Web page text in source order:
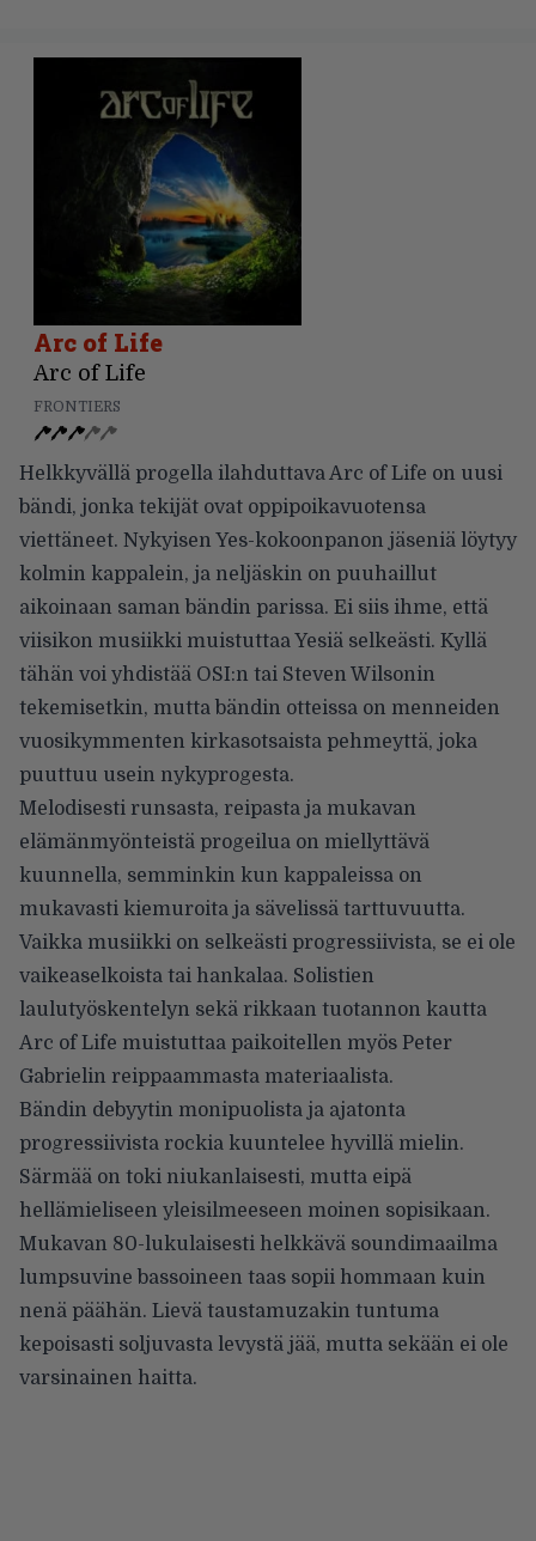
Arc of Life
Arc of Life
FRONTIERS
Helkkyvällä progella ilahduttava Arc of Life on uusi
bändi, jonka tekijät ovat oppipoikavuotensa
viettäneet. Nykyisen Yes-kokoonpanon jäseniä löytyy
kolmin kappalein, ja neljäskin on puuhaillut
aikoinaan saman bändin parissa. Ei siis ihme, että
viisikon musiikki muistuttaa Yesiä selkeästi. Kyllä
tähän voi yhdistää OSI:n tai Steven Wilsonin
tekemisetkin, mutta bändin otteissa on menneiden
vuosikymmenten kirkasotsaista pehmeyttä, joka
puuttuu usein nykyprogesta.
Melodisesti runsasta, reipasta ja mukavan
elämänmyönteistä progeilua on miellyttävä
kuunnella, semminkin kun kappaleissa on
mukavasti kiemuroita ja sävelissä tarttuvuutta.
Vaikka musiikki on selkeästi progressiivista, se ei ole
vaikeaselkoista tai hankalaa. Solistien
laulutyöskentelyn sekä rikkaan tuotannon kautta
Arc of Life muistuttaa paikoitellen myös Peter
Gabrielin reippaammasta materiaalista.
Bändin debyytin monipuolista ja ajatonta
progressiivista rockia kuuntelee hyvillä mielin.
Särmää on toki niukanlaisesti, mutta eipä
hellämieliseen yleisilmeeseen moinen sopisikaan.
Mukavan 80-lukulaisesti helkkävä soundimaailma
lumpsuvine bassoineen taas sopii hommaan kuin
nenä päähän. Lievä taustamuzakin tuntuma
kepoisasti soljuvasta levystä jää, mutta sekään ei ole
varsinainen haitta.